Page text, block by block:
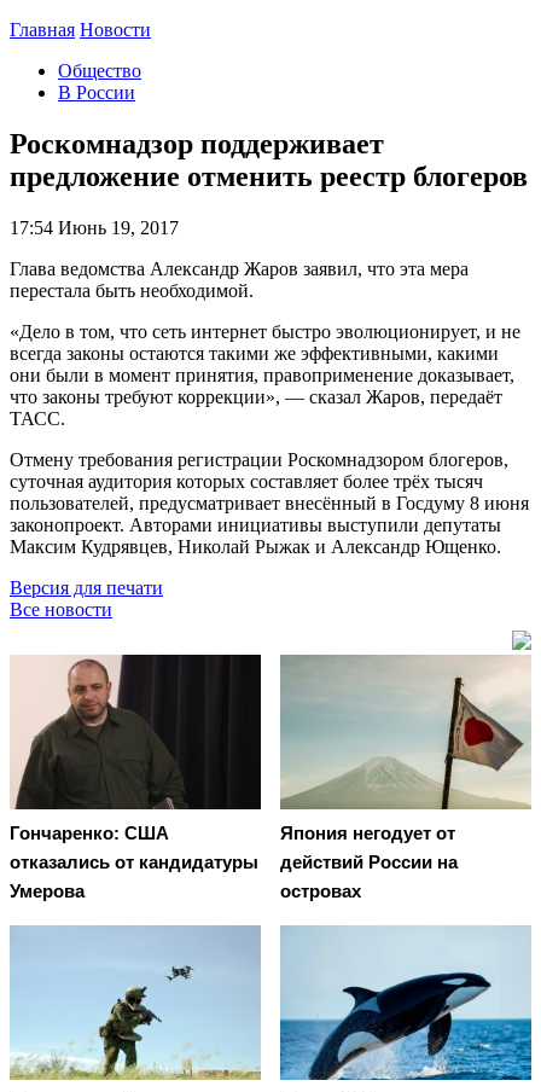
Главная Новости
Общество
В России
Роскомнадзор поддерживает
предложение отменить реестр блогеров
17:54 Июнь 19, 2017
Глава ведомства Александр Жаров заявил, что эта мера
перестала быть необходимой.
«Дело в том, что сеть интернет быстро эволюционирует, и не
всегда законы остаются такими же эффективными, какими
они были в момент принятия, правоприменение доказывает,
что законы требуют коррекции», — сказал Жаров, передаёт
ТАСС.
Отмену требования регистрации Роскомнадзором блогеров,
суточная аудитория которых составляет более трёх тысяч
пользователей, предусматривает внесённый в Госдуму 8 июня
законопроект. Авторами инициативы выступили депутаты
Максим Кудрявцев, Николай Рыжак и Александр Ющенко.
Версия для печати
Все новости
Гончаренко: США
отказались от кандидатуры
Умерова
Япония негодует от
действий России на
островах